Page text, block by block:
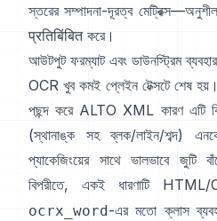
স্তরের সম্পাদনা-দূরত্ব
प्रतिबिंबित করে।
আউটপুট ফরম্যাট এবং ডাউনস্ট্রিম ব্যবহার
OCR খুব কমই প্লেইন টেক্সটে শেষ হয়।
পছন্দ করে ALTO XML কারণ এটি
(স্থানাঙ্ক সহ ব্লক/লাইন/শব্দ)
প্যাকেজিংয়ের সাথে ভালভাবে জুটি
বিপরীতে, একই ধারণাটি
ocrx_word-এর মতো ক্লাস